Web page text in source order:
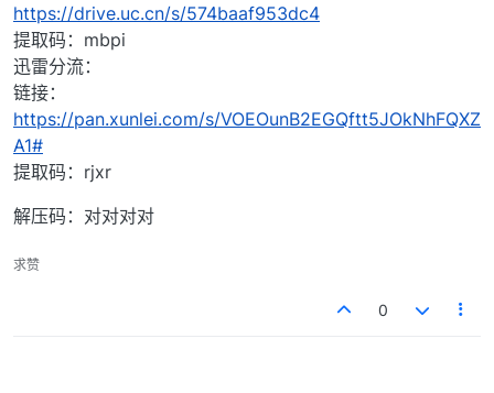
https://drive.uc.cn/s/574baaf953dc4
提取码：mbpi
迅雷分流：
链接：
https://pan.xunlei.com/s/VOEOunB2EGQftt5JOkNhFQXZ
A1#
提取码：rjxr
解压码：对对对对
求赞
0